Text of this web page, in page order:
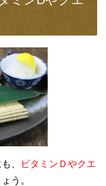
、
ビタミンＤやクエ
う。